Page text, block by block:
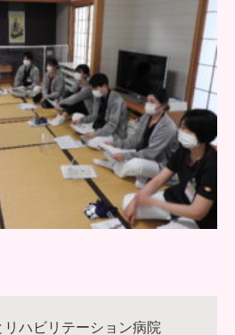
リハビリテーション病院